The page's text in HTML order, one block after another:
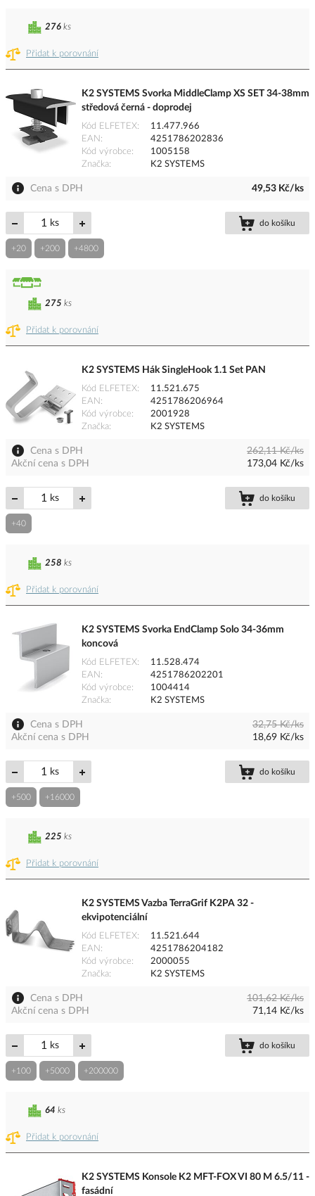
Přidat k porovnání
276 ks
K2 SYSTEMS Svorka MiddleClamp XS SET 34-38mm
středová černá - doprodej
Kód ELFETEX
11.477.966
EAN
4251786202836
Kód výrobce
1005158
Značka
K2 SYSTEMS
Cena s DPH 49,53 Kč/ks
ks do košíku
+20 +200 +4800
Přidat k porovnání
275 ks
K2 SYSTEMS Hák SingleHook 1.1 Set PAN
Kód ELFETEX
11.521.675
EAN
4251786206964
Kód výrobce
2001928
Značka
K2 SYSTEMS
Cena s DPH
262,11 Kč/ks
Akční cena s DPH
173,04 Kč/ks
ks do košíku
+40
Přidat k porovnání
258 ks
K2 SYSTEMS Svorka EndClamp Solo 34-36mm
koncová
Kód ELFETEX
11.528.474
EAN
4251786202201
Kód výrobce
1004414
Značka
K2 SYSTEMS
Cena s DPH
32,75 Kč/ks
Akční cena s DPH
18,69 Kč/ks
ks do košíku
+500 +16000
Přidat k porovnání
225 ks
K2 SYSTEMS Vazba TerraGrif K2PA 32 -
ekvipotenciální
Kód ELFETEX
11.521.644
EAN
4251786204182
Kód výrobce
2000055
Značka
K2 SYSTEMS
Cena s DPH
101,62 Kč/ks
Akční cena s DPH
71,14 Kč/ks
ks do košíku
+100 +5000 +200000
Přidat k porovnání
64 ks
K2 SYSTEMS Konsole K2 MFT-FOX VI 80 M 6.5/11 -
fasádní